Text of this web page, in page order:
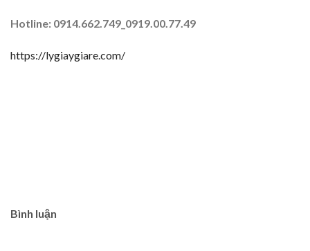
Hotline: 0914.662.749_0919.00.77.49
https://lygiaygiare.com/
Bình luận